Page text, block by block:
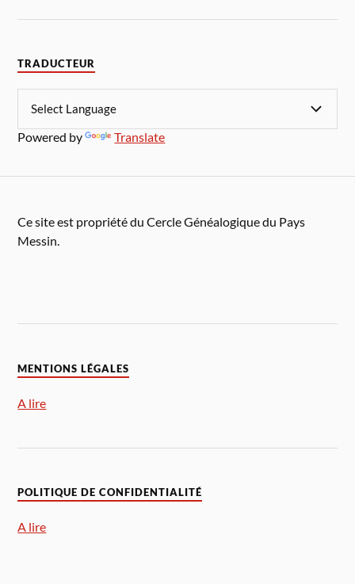
TRADUCTEUR
Powered by Translate
Ce site est propriété du Cercle Généalogique du Pays
Messin.
MENTIONS LÉGALES
A lire
POLITIQUE DE CONFIDENTIALITÉ
A lire